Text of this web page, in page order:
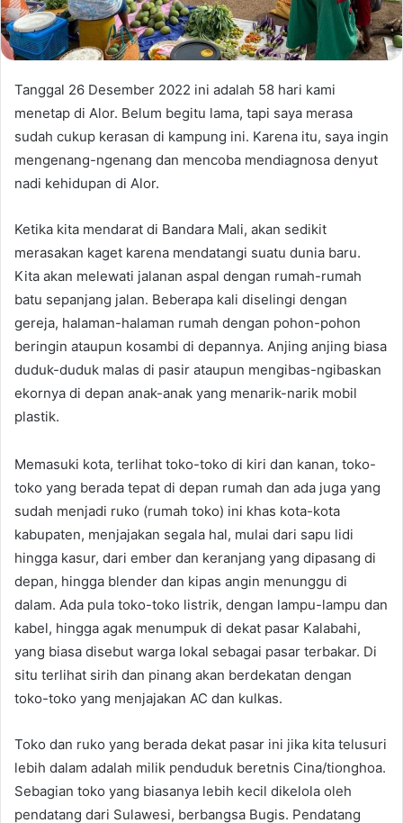
Tanggal 26 Desember 2022 ini adalah 58 hari kami
menetap di Alor. Belum begitu lama, tapi saya merasa
sudah cukup kerasan di kampung ini. Karena itu, saya ingin
mengenang-ngenang dan mencoba mendiagnosa denyut
nadi kehidupan di Alor.
Ketika kita mendarat di Bandara Mali, akan sedikit
merasakan kaget karena mendatangi suatu dunia baru.
Kita akan melewati jalanan aspal dengan rumah-rumah
batu sepanjang jalan. Beberapa kali diselingi dengan
gereja, halaman-halaman rumah dengan pohon-pohon
beringin ataupun kosambi di depannya. Anjing anjing biasa
duduk-duduk malas di pasir ataupun mengibas-ngibaskan
ekornya di depan anak-anak yang menarik-narik mobil
plastik.
Memasuki kota, terlihat toko-toko di kiri dan kanan, toko-
toko yang berada tepat di depan rumah dan ada juga yang
sudah menjadi ruko (rumah toko) ini khas kota-kota
kabupaten, menjajakan segala hal, mulai dari sapu lidi
hingga kasur, dari ember dan keranjang yang dipasang di
depan, hingga blender dan kipas angin menunggu di
dalam. Ada pula toko-toko listrik, dengan lampu-lampu dan
kabel, hingga agak menumpuk di dekat pasar Kalabahi,
yang biasa disebut warga lokal sebagai pasar terbakar. Di
situ terlihat sirih dan pinang akan berdekatan dengan
toko-toko yang menjajakan AC dan kulkas.
Toko dan ruko yang berada dekat pasar ini jika kita telusuri
lebih dalam adalah milik penduduk beretnis Cina/tionghoa.
Sebagian toko yang biasanya lebih kecil dikelola oleh
pendatang dari Sulawesi, berbangsa Bugis. Pendatang